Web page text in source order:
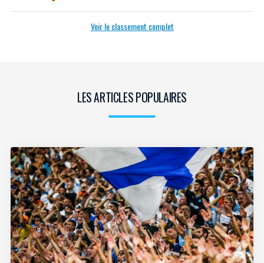
Voir le classement complet
LES ARTICLES POPULAIRES